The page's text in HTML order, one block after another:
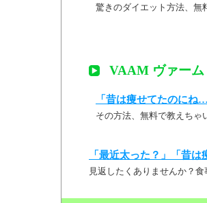
驚きのダイエット方法、無
VAAM ヴァー
「昔は痩せてたのに
その方法、無料で教えちゃ
「最近太った？」「昔
見返したくありませんか？